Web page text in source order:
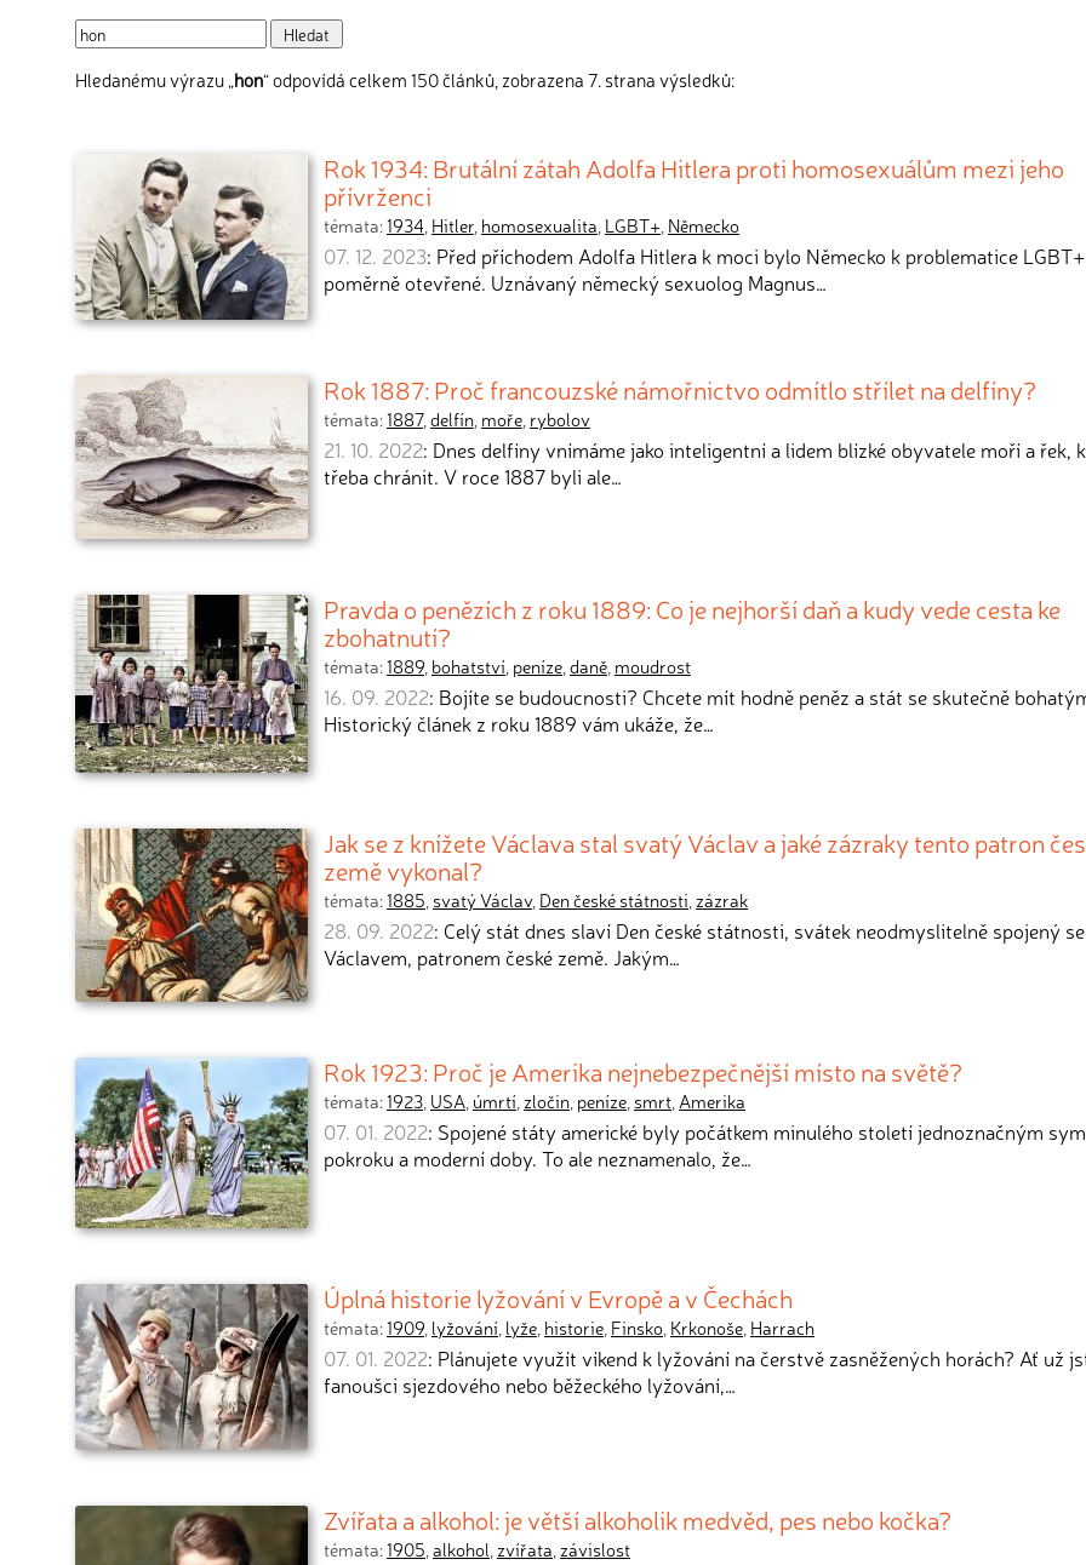
Hledanému výrazu „hon“ odpovídá celkem 150 článků, zobrazena 7. strana výsledků:
Rok 1934: Brutální zátah Adolfa Hitlera proti homosexuálům mezi jeho
přívrženci
témata:1934, Hitler, homosexualita, LGBT+, Německo
07. 12. 2023: Před příchodem Adolfa Hitlera k moci bylo Německo k problematice LGBT+
poměrně otevřené. Uznávaný německý sexuolog Magnus…
Rok 1887: Proč francouzské námořnictvo odmítlo střílet na delfíny?
témata:1887,delfín, moře, rybolov
21. 10. 2022: Dnes delfíny vnímáme jako inteligentní a lidem blízké obyvatele moří a řek,
třeba chránit. V roce 1887 byli ale…
Pravda o penězích z roku 1889: Co je nejhorší daň a kudy vede cesta ke
zbohatnutí?
témata:1889, bohatství, peníze,daně, moudrost
16. 09. 2022: Bojíte se budoucnosti? Chcete mít hodně peněz a stát se skutečně
Historický článek z roku 1889 vám ukáže, že…
Jak se z knížete Václava stal svatý Václav a jaké zázraky tento patron
země vykonal?
témata:1885, svatý Václav, Den české státnosti, zázrak
28. 09. 2022: Celý stát dnes slaví Den české státnosti, svátek neodmyslitelně spojený
Václavem, patronem české země. Jakým…
Rok 1923: Proč je Amerika nejnebezpečnější místo na světě?
témata:1923, USA, úmrtí, zločin, peníze, smrt,Amerika
07. 01. 2022: Spojené státy americké byly počátkem minulého století jednoznačným
pokroku a moderní doby. To ale neznamenalo, že…
Úplná historie lyžování v Evropě a v Čechách
témata:1909, lyžování, lyže, historie, Finsko, Krkonoše, Harrach
07. 01. 2022: Plánujete využít víkend k lyžování na čerstvě zasněžených horách? Ať už
fanoušci sjezdového nebo běžeckého lyžování,…
Zvířata a alkohol: je větší alkoholik medvěd, pes nebo kočka?
témata:1905,alkohol, zvířata, závislost